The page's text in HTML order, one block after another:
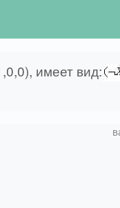
имеет вид: